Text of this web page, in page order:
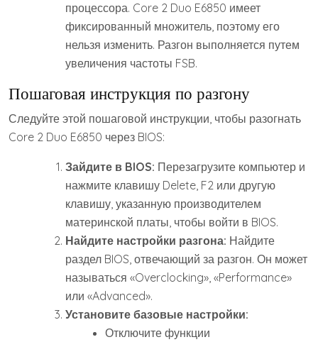
процессора. Core 2 Duo E6850 имеет
фиксированный множитель, поэтому его
нельзя изменить. Разгон выполняется путем
увеличения частоты FSB.
Пошаговая инструкция по разгону
Следуйте этой пошаговой инструкции, чтобы разогнать
Core 2 Duo E6850 через BIOS:
Зайдите в BIOS: Перезагрузите компьютер и
нажмите клавишу Delete, F2 или другую
клавишу, указанную производителем
материнской платы, чтобы войти в BIOS.
Найдите настройки разгона: Найдите
раздел BIOS, отвечающий за разгон. Он может
называться «Overclocking», «Performance»
или «Advanced».
Установите базовые настройки:
Отключите функции